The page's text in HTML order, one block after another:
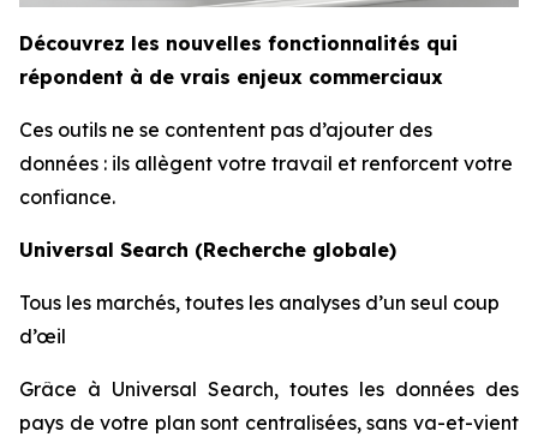
Découvrez les nouvelles fonctionnalités qui
répondent à de vrais enjeux commerciaux
Ces outils ne se contentent pas d’ajouter des
données : ils allègent votre travail et renforcent votre
confiance.
Universal Search (Recherche globale)
Tous les marchés, toutes les analyses d’un seul coup
d’œil
Grâce à Universal Search, toutes les données des
pays de votre plan sont centralisées, sans va-et-vient